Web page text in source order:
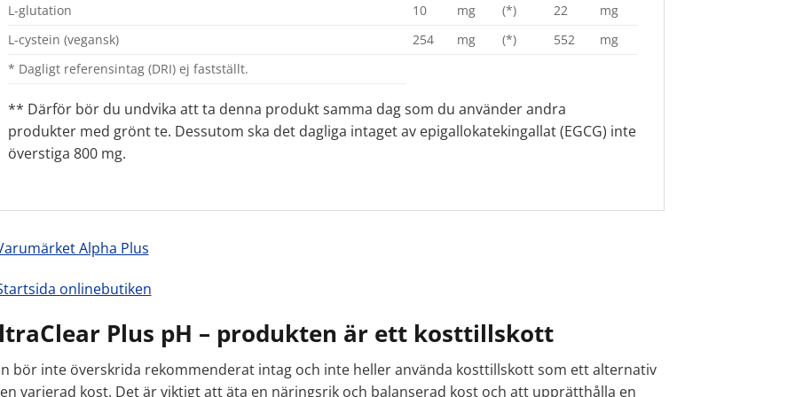
L-glutation
10 mg (*) 22
mg
L-cystein (vegansk)
254 mg (*) 552
mg
* Dagligt referensintag (DRI) ej fastställt.
** Därför bör du undvika att ta denna produkt samma dag som du använder andra
produkter med grönt te. Dessutom ska det dagliga intaget av epigallokatekingallat (EGCG) inte
överstiga 800 mg.
Alpha Plus
onlinebutiken
Plus pH – produkten är ett kosttillskott
bör inte överskrida rekommenderat intag och inte heller använda kosttillskott som ett alternativ
varierad kost. Det är viktigt att äta en näringsrik och balanserad kost och att upprätthålla en